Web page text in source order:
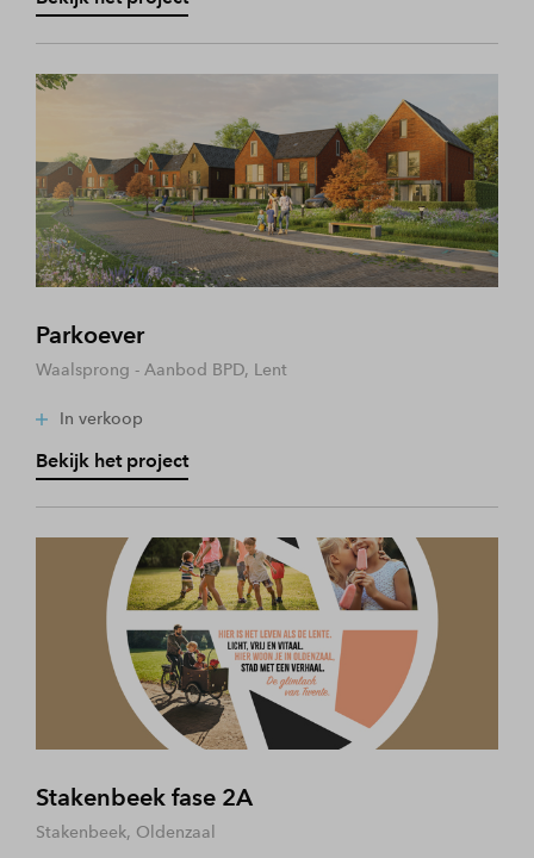
Parkoever
Waalsprong - Aanbod BPD, Lent
In verkoop
Bekijk het project
Stakenbeek fase 2A
Stakenbeek, Oldenzaal